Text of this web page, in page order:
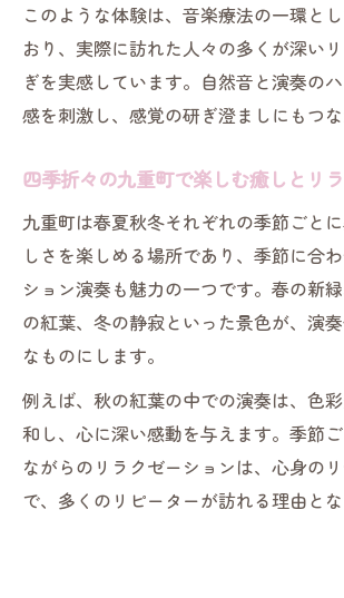
心安らぐリラクゼーション演
九重町の美しい風景でリラク
喫
このような体験は、音楽療法の一環と
おり、実際に訪れた人々の多くが深い
ぎを実感しています。自然音と演奏の
感を刺激し、感覚の研ぎ澄ましにもつな
四季折々の九重町で楽しむ癒しとリ
九重町は春夏秋冬それぞれの季節ごと
しさを楽しめる場所であり、季節に合
ション演奏も魅力の一つです。春の新
の紅葉、冬の静寂といった景色が、演
なものにします。
例えば、秋の紅葉の中での演奏は、色
和し、心に深い感動を与えます。季節
ながらのリラクゼーションは、心身の
で、多くのリピーターが訪れる理由とな